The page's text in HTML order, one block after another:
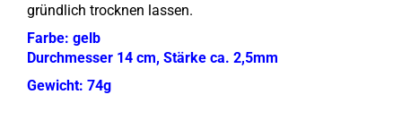
gründlich trocknen lassen.
Farbe: gelb
Durchmesser 14 cm, Stärke ca. 2,5mm
Gewicht: 74g